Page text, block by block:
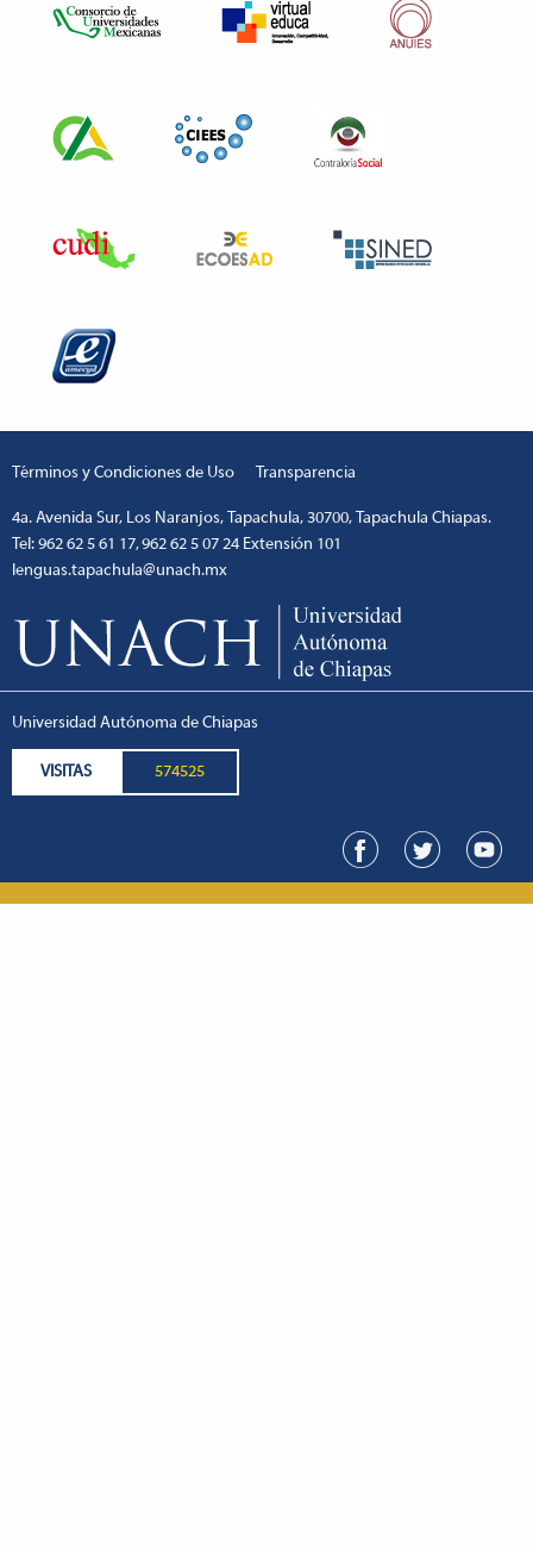
Términos y Condiciones de Uso Transparencia
4a. Avenida Sur, Los Naranjos, Tapachula, 30700, Tapachula Chiapas.
Tel: 962 62 5 61 17, 962 62 5 07 24 Extensión 101
lenguas.tapachula@unach.mx
Universidad Autónoma de Chiapas
VISITAS 574525